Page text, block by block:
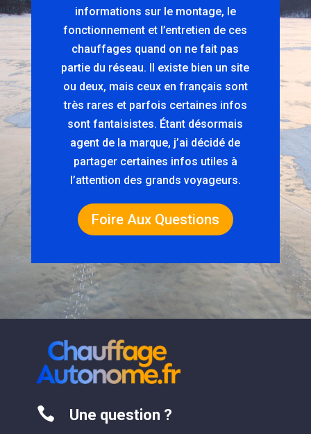
informations sur le montage, le
fonctionnement et l’entretien de ces
chauffages quand on ne fait pas
partie du réseau. Il existe bien un site
ou deux, mais ceux en français sont
très rares et parfois certaines infos
sont fantaisistes. Étant désormais
agent de la marque, j’ai décidé de
partager certaines infos utiles à
l’attention des grands voyageurs.
Foire Aux Questions
 Une question ?